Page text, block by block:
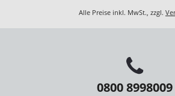
Alle Preise inkl. MwSt., zzgl.
0800 8998009